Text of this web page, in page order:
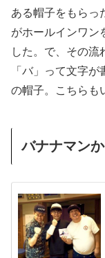
ある帽子をもらっ
がホールインワン
した。で、その流
「バ」って文字
の帽子。こちらも
バナナマン